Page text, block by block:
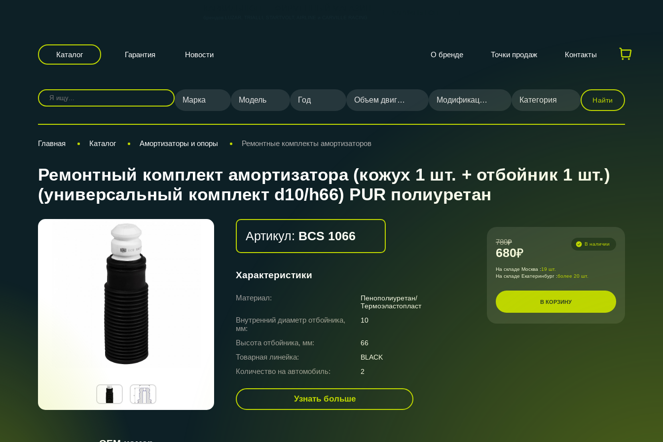
Каталог Гарантия Новости О бренде Точки продаж Контакты
Марка Модель Год Объем двигателя Модификация Категория Найти
Главная Каталог Амортизаторы и опоры Ремонтные комплекты амортизаторов
Ремонтный комплект амортизатора (кожух 1 шт. + отбойник 1 шт.)
(универсальный комплект d10/h66) PUR полиуретан
Артикул: BCS 1066
Характеристики
Материал:
Пенополиуретан/
Термоэластопласт
Внутренний диаметр отбойника,
мм:
10
Высота отбойника, мм: 66
Товарная линейка: BLACK
Количество на автомобиль: 2
Узнать больше
780
680
В наличии
На складе Москва :19 шт.
На складе Екатеринбург :более 20 шт.
В КОРЗИНУ